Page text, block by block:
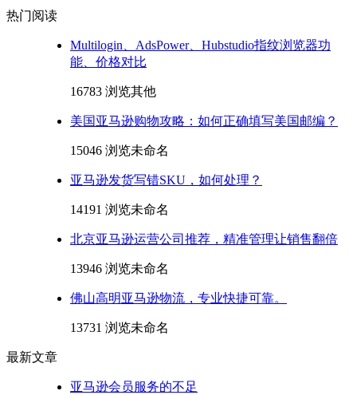
热门阅读
Multilogin、AdsPower、Hubstudio指纹浏览器功
能、价格对比
16783 浏览其他
美国亚马逊购物攻略：如何正确填写美国邮编？
15046 浏览未命名
亚马逊发货写错SKU，如何处理？
14191 浏览未命名
北京亚马逊运营公司推荐，精准管理让销售翻倍
13946 浏览未命名
佛山高明亚马逊物流，专业快捷可靠。
13731 浏览未命名
最新文章
亚马逊会员服务的不足